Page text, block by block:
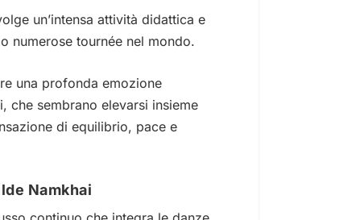
un’intensa attività didattica e
numerose tournée nel mondo.
una profonda emozione
che sembrano elevarsi insieme
di equilibrio, pace e
Namkhai